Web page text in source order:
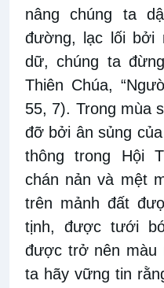
nâng chúng ta
đường, lạc lối bởi
dữ, chúng ta
Thiên Chúa,
55, 7). Trong mùa
đỡ bởi ân sủng
thông trong Hội
chán nản và mệt
trên mảnh đất
tịnh, được tưới
được trở nên màu
ta hãy vững tin